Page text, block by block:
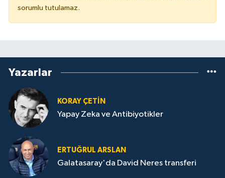
sorumlu tutulamaz.
Yazarlar
KORAY ÇETIN
Yapay Zeka ve Antibiyotikler
ERTUĞRUL ARSLAN
Galatasaray'da David Neres transferi